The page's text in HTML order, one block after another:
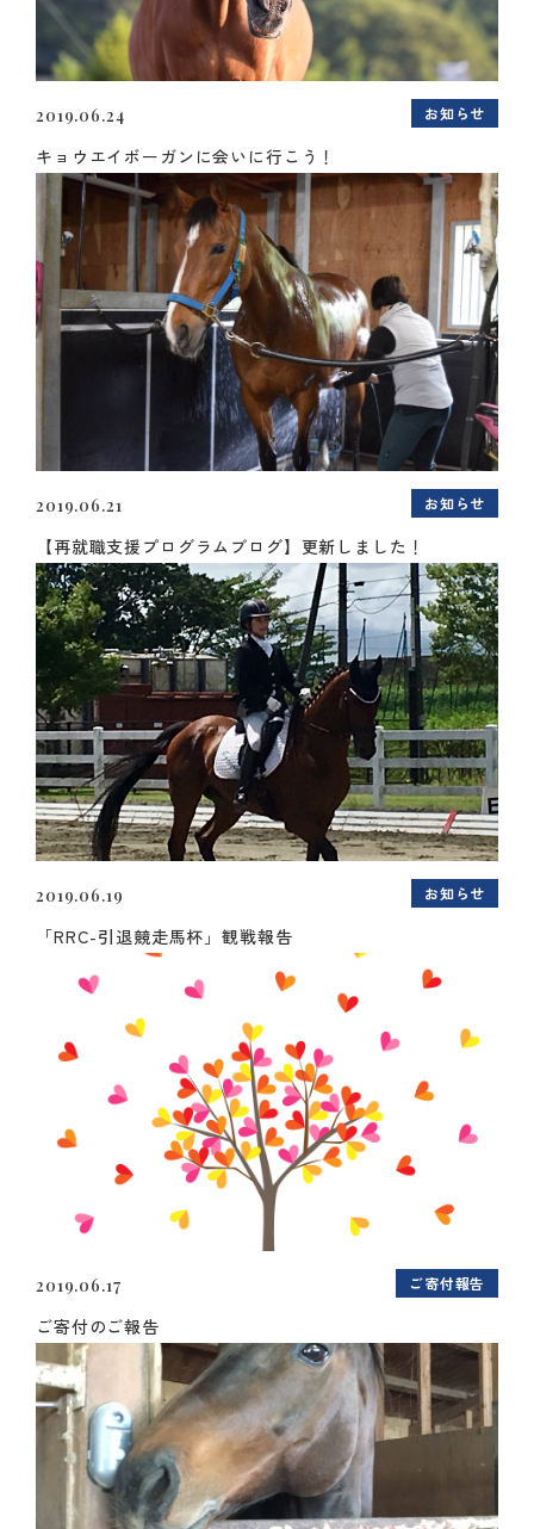
2019.06.24 お知らせ
キョウエイボーガンに会いに行こう！
2019.06.21 お知らせ
【再就職支援プログラムブログ】更新しました！
2019.06.19 お知らせ
「RRC-引退競走馬杯」観戦報告
2019.06.17 ご寄付報告
ご寄付のご報告